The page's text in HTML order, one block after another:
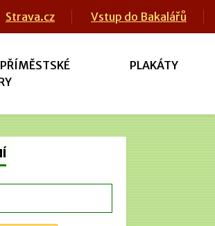
Strava.cz Vstup do Bakalářů
PLAKÁTY